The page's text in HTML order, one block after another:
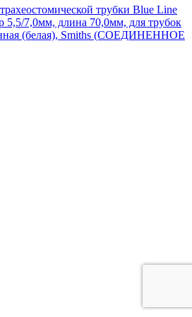
трубки Blue Line
5,5/7,0мм, длина 70,0мм, для трубок
(белая), Smiths (СОЕДИНЕННОЕ